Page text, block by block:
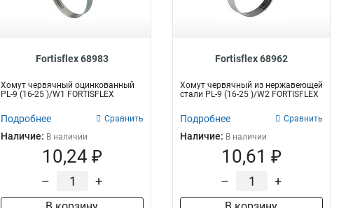
Fortisflex 68983
Хомут червячный оцинкованный
PL-9 (16-25 )/W1 FORTISFLEX
Подробнее Сравнить
Наличие: В наличии
10,24 ₽
– +
Fortisflex 68962
Хомут червячный из нержавеющей
стали PL-9 (16-25 )/W2 FORTISFLEX
Подробнее Сравнить
Наличие: В наличии
10,61 ₽
– +